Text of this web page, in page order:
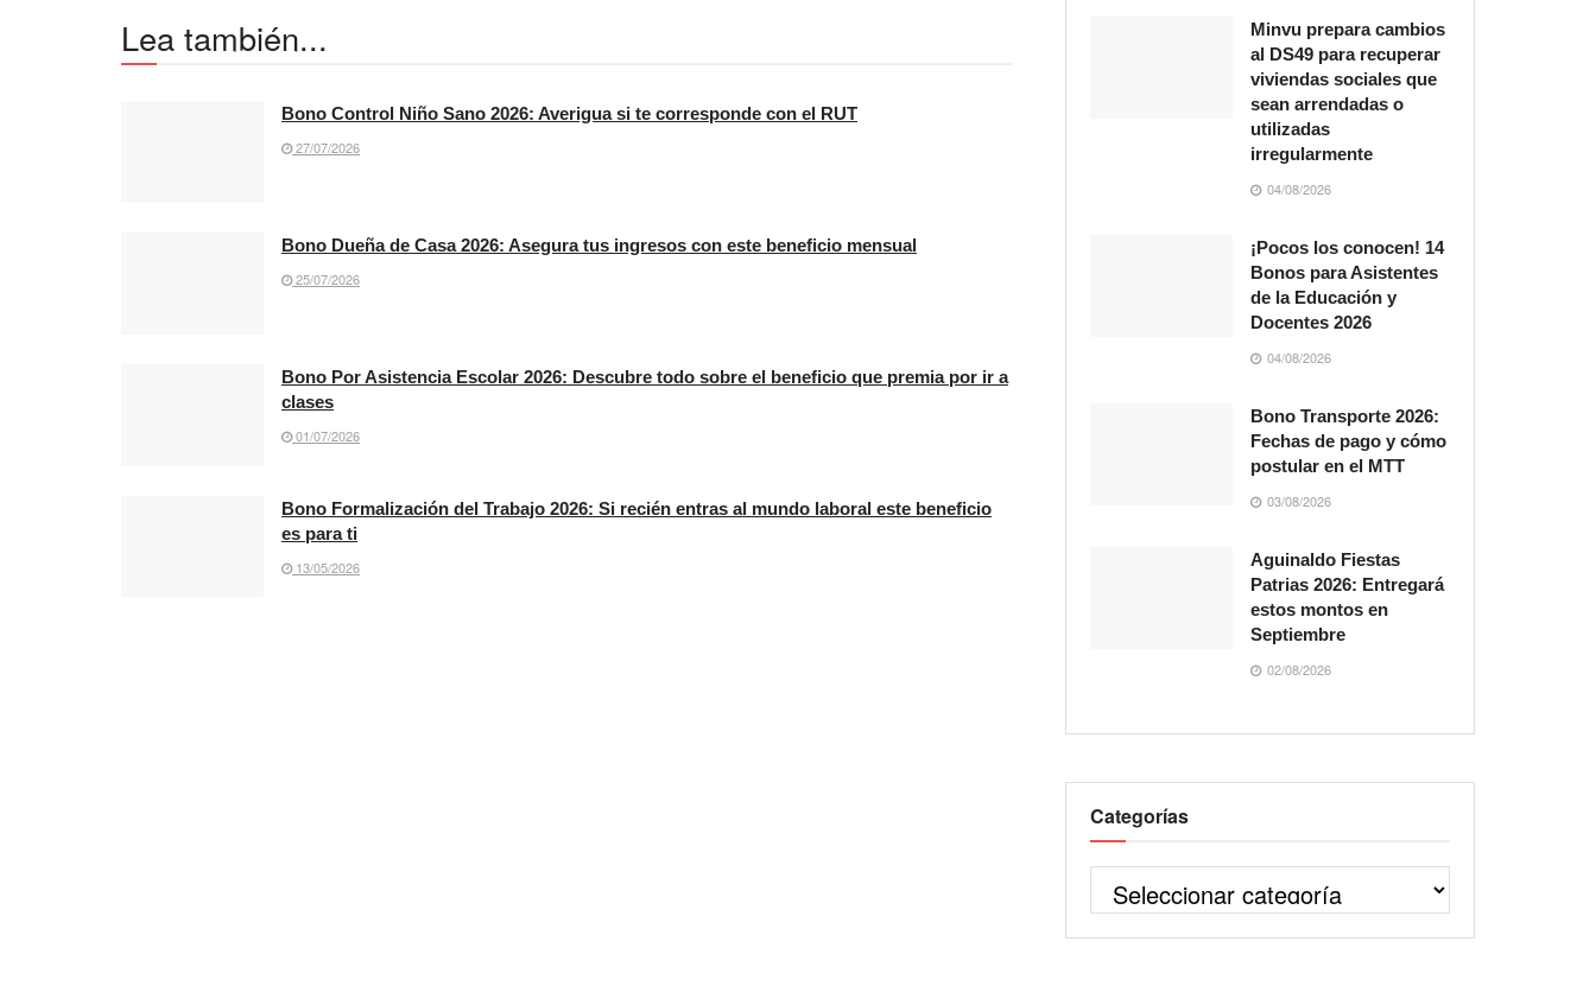
Lea también...
Bono Control Niño Sano 2026: Averigua si te corresponde con el RUT
27/07/2026
Bono Dueña de Casa 2026: Asegura tus ingresos con este beneficio mensual
25/07/2026
Bono Por Asistencia Escolar 2026: Descubre todo sobre el beneficio que premia por ir a
clases
01/07/2026
Bono Formalización del Trabajo 2026: Si recién entras al mundo laboral este beneficio
es para ti
13/05/2026
Minvu prepara cambios
al DS49 para recuperar
viviendas sociales que
sean arrendadas o
utilizadas
irregularmente
04/08/2026
¡Pocos los conocen! 14
Bonos para Asistentes
de la Educación y
Docentes 2026
04/08/2026
Bono Transporte 2026:
Fechas de pago y cómo
postular en el MTT
03/08/2026
Aguinaldo Fiestas
Patrias 2026: Entregará
estos montos en
Septiembre
02/08/2026
Categorías